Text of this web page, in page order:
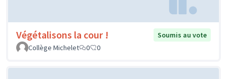
Végétalisons la cour !
Soumis au vote
Collège Michelet
0 0